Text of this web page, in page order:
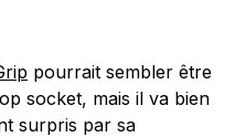
pourrait sembler être
socket, mais il va bien
surpris par sa